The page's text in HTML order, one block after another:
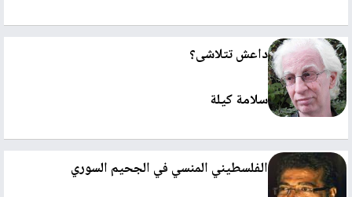
داعش تتلاشى؟
سلامة كيلة
الفلسطيني المنسي في الجحيم السوري